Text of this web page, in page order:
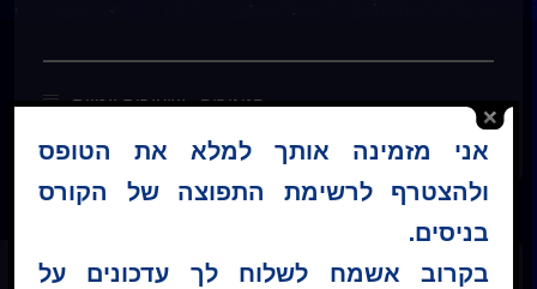
קטגוריה :שיעורים יומיים
אני מזמינה אותך למלא את הטופס
ולהצטרף לרשימת התפוצה של הקורס
בניסים.
בקרוב אשמח לשלוח לך עדכונים על